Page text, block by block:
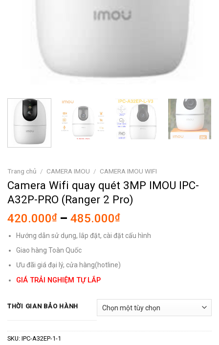
Trang chủ / CAMERA IMOU / CAMERA IMOU WIFI
Camera Wifi quay quét 3MP IMOU IPC-
A32P-PRO (Ranger 2 Pro)
420.000₫ – 485.000₫Khoảng
giá:
từ
đến
Hướng dẫn sử dụng, lắp đặt, cài đặt cấu hình
Giao hàng Toàn Quốc
Ưu đãi giá đại lý, cửa hàng(hotline)
GIÁ TRẢI NGHIỆM TỰ LẮP
THỜI GIAN BẢO HÀNH
SKU: IPC-A32EP-1-1